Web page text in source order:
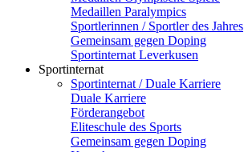
Medaillen Paralympics
Sportlerinnen / Sportler des Jahres
Gemeinsam gegen Doping
Sportinternat Leverkusen
Sportinternat
Sportinternat / Duale Karriere
Duale Karriere
Förderangebot
Eliteschule des Sports
Gemeinsam gegen Doping